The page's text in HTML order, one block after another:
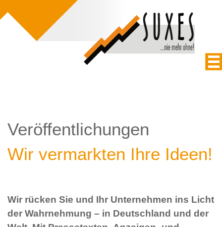
Veröffentlichungen
Wir vermarkten Ihre Ideen!
Wir rücken Sie und Ihr Unternehmen ins Licht
der Wahrnehmung – in Deutschland und der